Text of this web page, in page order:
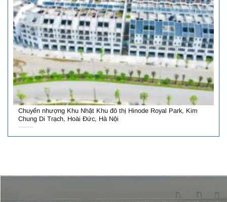
Chuyển nhượng Khu Nhật Khu đô thị Hinode Royal Park, Kim
Chung Di Trạch, Hoài Đức, Hà Nội